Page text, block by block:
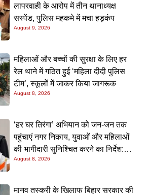
लापरवाही के आरोप में तीन थानाध्यक्ष
सस्पेंड, पुलिस महकमे में मचा हड़कंप
August 9, 2026
महिलाओं और बच्चों की सुरक्षा के लिए हर
रेल थाने में गठित हुई ‘महिला दीदी पुलिस
टीम’, स्कूलों में जाकर किया जागरूक
August 8, 2026
‘हर घर तिरंगा’ अभियान को जन-जन तक
पहुंचाएं नगर निकाय, युवाओं और महिलाओं
की भागीदारी सुनिश्चित करने का निर्देश:
नीतीश मिश्रा
August 8, 2026
मानव तस्करी के खिलाफ बिहार सरकार की